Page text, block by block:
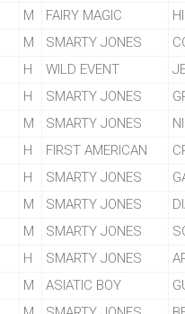
M FAIRY MAGIC
M SMARTY JONES
H WILD EVENT
H SMARTY JONES
M SMARTY JONES
H FIRST AMERICAN
H SMARTY JONES
M SMARTY JONES
M SMARTY JONES
H SMARTY JONES
M ASIATIC BOY